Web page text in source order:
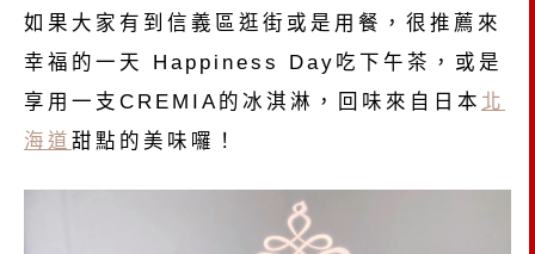
如果大家有到信義區逛街或是用餐，很推薦來
幸福的一天 Happiness Day吃下午茶，或是
享用一支CREMIA的冰淇淋，回味來自日本 北
海道 甜點的美味囉！